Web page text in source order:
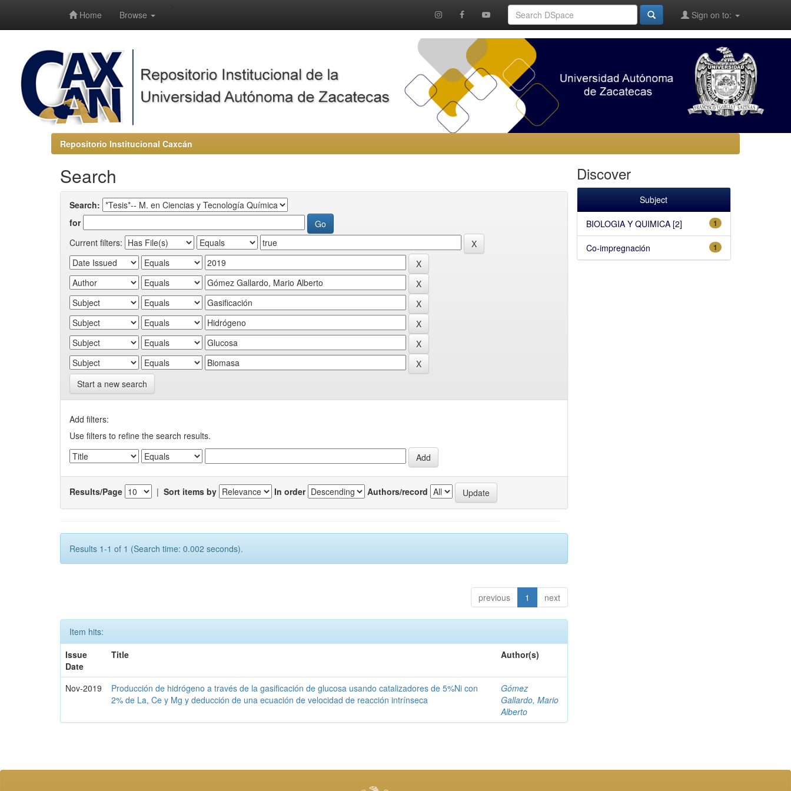
Home Browse Sign on to:
Repositorio Institucional Caxcán
Search
Search:
for
Current filters:
Start a new search
Add filters:
Use filters to refine the search results.
Results/Page | Sort items by In order Authors/record
Results 1-1 of 1 (Search time: 0.002 seconds).
previous 1 next
Item hits:
Issue
Date
Title Author(s)
Nov-2019
Producción de hidrógeno a través de la gasificación de glucosa usando catalizadores de 5%Ni con
2% de La, Ce y Mg y deducción de una ecuación de velocidad de reacción intrínseca
Gómez
Gallardo, Mario
Alberto
Discover
Subject
1
BIOLOGIA Y QUIMICA [2]
1
Co-impregnación